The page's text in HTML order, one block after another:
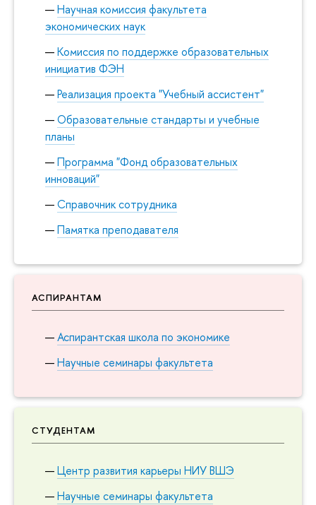
Научная комиссия факультета
экономических наук
Комиссия по поддержке образовательных
инициатив ФЭН
Реализация проекта "Учебный ассистент"
Образовательные стандарты и учебные
планы
Программа "Фонд образовательных
инноваций"
Справочник сотрудника
Памятка преподавателя
АСПИРАНТАМ
Аспирантская школа по экономике
Научные семинары факультета
СТУДЕНТАМ
Центр развития карьеры НИУ ВШЭ
Научные семинары факультета